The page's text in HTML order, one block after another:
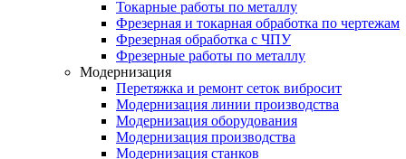
Токарные работы по металлу
Фрезерная и токарная обработка по чертежам
Фрезерная обработка с ЧПУ
Фрезерные работы по металлу
Модернизация
Перетяжка и ремонт сеток вибросит
Модернизация линии производства
Модернизация оборудования
Модернизация производства
Модернизация станков